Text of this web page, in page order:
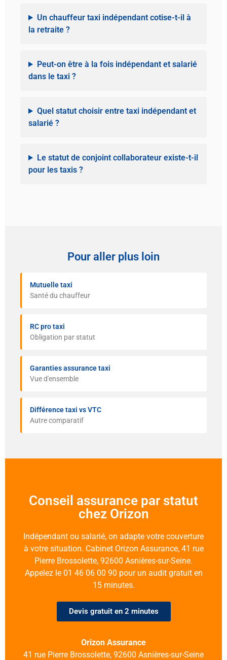
Un chauffeur taxi indépendant cotise-t-il à
la retraite ?
Peut-on être à la fois indépendant et salarié
dans le taxi ?
Quel statut choisir entre taxi indépendant et
salarié ?
Le statut de conjoint collaborateur existe-t-il
pour les taxis ?
Pour aller plus loin
Mutuelle taxi
Santé du chauffeur
RC pro taxi
Obligation par statut
Garanties assurance taxi
Vue d'ensemble
Différence taxi vs VTC
Autre comparatif
Conseil assurance par statut
chez Orizon
Indépendant ou salarié, on adapte votre couverture
à votre situation. Cabinet Orizon Assurance, 41 rue
Pierre Brossolette, 92600 Asnières-sur-Seine.
Appelez le 01 46 06 00 90 pour un audit gratuit en
15 minutes.
Devis gratuit en 2 minutes
Orizon Assurance
41 rue Pierre Brossolette, 92600 Asnières-sur-Seine